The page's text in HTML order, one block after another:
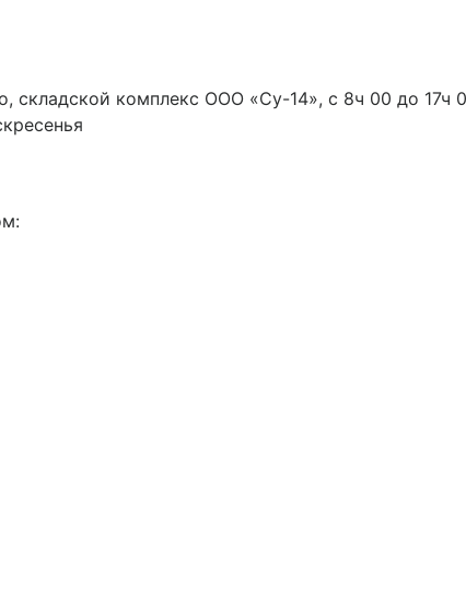
складской комплекс ООО «Су-14», с 8ч 00 до 17ч